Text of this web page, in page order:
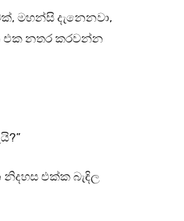
මහන්සි දැනෙනවා,
එක නතර කරවන්න
එක්ක බැඳිල